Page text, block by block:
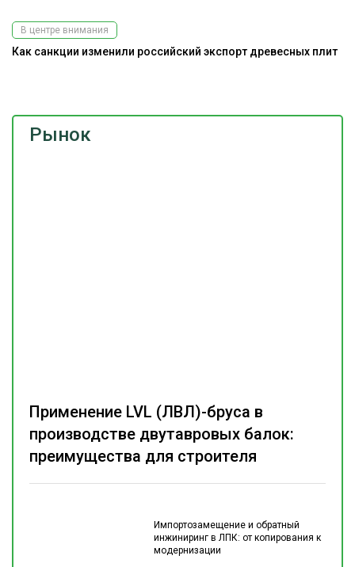
Рынок
Импортозамещение и обратный
инжиниринг в ЛПК: от копирования к
модернизации
Применение LVL (ЛВЛ)-бруса в
производстве двутавровых балок:
преимущества для строителя
В центре внимания
Как санкции изменили российский экспорт древесных плит